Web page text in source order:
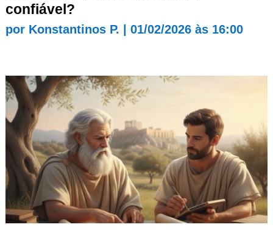
confiável?
por Konstantinos P. 01/02/2026 às 16:00